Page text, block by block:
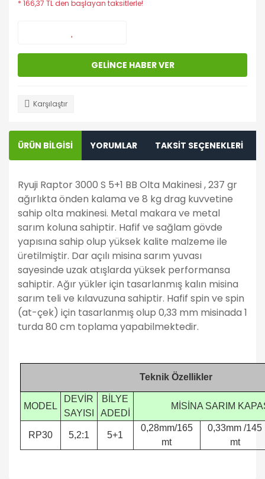
* 166,37 TL den başlayan taksitlerle!
GELİNCE HABER VER
Karşılaştır
ÜRÜN BİLGİSİ YORUMLAR TAKSİT SEÇENEKLERİ
Ryuji Raptor 3000 S 5+1 BB Olta Makinesi , 237 gr
ağırlıkta önden kalama ve 8 kg drag kuvvetine
sahip olta makinesi. Metal makara ve metal
sarım koluna sahiptir. Hafif ve sağlam gövde
yapısına sahip olup yüksek kalite malzeme ile
üretilmiştir. Dar açılı misina sarım yuvası
sayesinde uzak atışlarda yüksek performansa
sahiptir. Ağır yükler için tasarlanmış kalın misina
sarım teli ve kılavuzuna sahiptir. Hafif spin ve spin
(at-çek) için tasarlanmış olup 0,33 mm misinada 1
turda 80 cm toplama yapabilmektedir.
Teknik Özellikler
MODEL
DEVİR
SAYISI
BİLYE
ADEDİ
MİSİNA SARIM
RP30 5,2:1 5+1
0,28mm/165
mt
0,33mm /145
mt